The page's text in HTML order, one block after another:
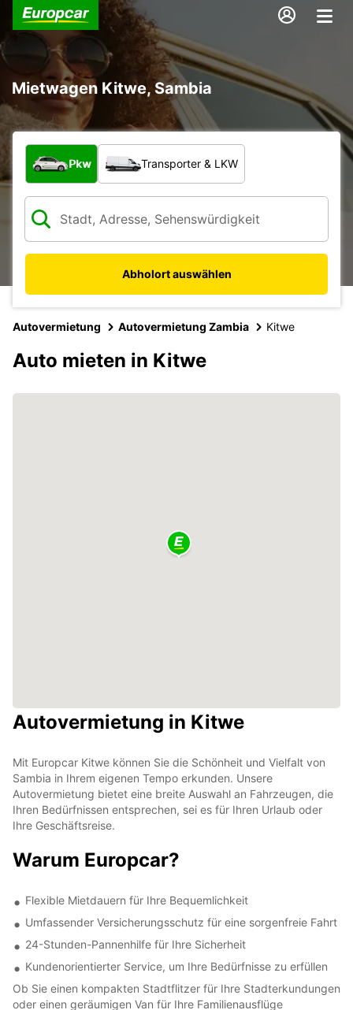
Mietwagen Kitwe, Sambia
Welche Art von Fahrzeug?
Pkw Transporter & LKW
Abholort auswählen
Autovermietung Autovermietung Zambia Kitwe
Auto mieten in Kitwe
Autovermietung in Kitwe
Mit Europcar Kitwe können Sie die Schönheit und Vielfalt von
Sambia in Ihrem eigenen Tempo erkunden. Unsere
Autovermietung bietet eine breite Auswahl an Fahrzeugen, die
Ihren Bedürfnissen entsprechen, sei es für Ihren Urlaub oder
Ihre Geschäftsreise.
Warum Europcar?
Flexible Mietdauern für Ihre Bequemlichkeit
Umfassender Versicherungsschutz für eine sorgenfreie Fahrt
24-Stunden-Pannenhilfe für Ihre Sicherheit
Kundenorientierter Service, um Ihre Bedürfnisse zu erfüllen
Ob Sie einen kompakten Stadtflitzer für Ihre Stadterkundungen
oder einen geräumigen Van für Ihre Familienausflüge